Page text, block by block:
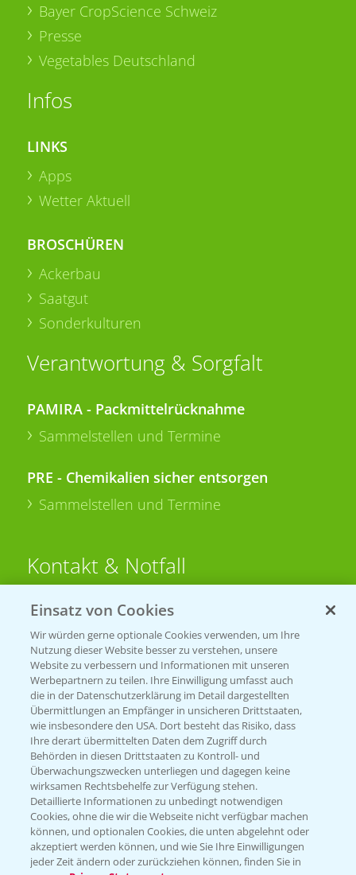
Bayer CropScience Schweiz
Presse
Vegetables Deutschland
Infos
LINKS
Apps
Wetter Aktuell
BROSCHÜREN
Ackerbau
Saatgut
Sonderkulturen
Verantwortung & Sorgfalt
PAMIRA - Packmittelrücknahme
Sammelstellen und Termine
PRE - Chemikalien sicher entsorgen
Sammelstellen und Termine
Kontakt & Notfall
Beratung auf WhatsApp
T.+49 (0)174 346 564 1
KONTAKT
Hilfe in Notfällen
T.+49 (0)214/30-20220
Einsatz von Cookies
Wir würden gerne optionale Cookies verwenden, um Ihre
Nutzung dieser Website besser zu verstehen, unsere
Website zu verbessern und Informationen mit unseren
Werbepartnern zu teilen. Ihre Einwilligung umfasst auch
die in der Datenschutzerklärung im Detail dargestellten
Übermittlungen an Empfänger in unsicheren Drittstaaten,
wie insbesondere den USA. Dort besteht das Risiko, dass
Ihre derart übermittelten Daten dem Zugriff durch
Behörden in diesen Drittstaaten zu Kontroll- und
Überwachungszwecken unterliegen und dagegen keine
wirksamen Rechtsbehelfe zur Verfügung stehen.
Detaillierte Informationen zu unbedingt notwendigen
Cookies, ohne die wir die Webseite nicht verfügbar machen
können, und optionalen Cookies, die unten abgelehnt oder
akzeptiert werden können, und wie Sie Ihre Einwilligungen
jeder Zeit ändern oder zurückziehen können, finden Sie in